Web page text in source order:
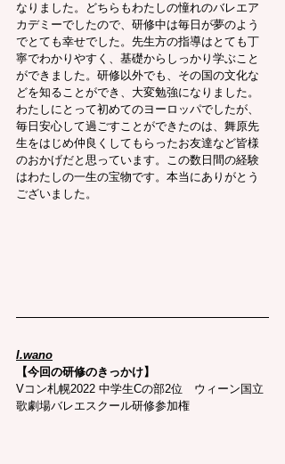
なりました。どちらもわたしの憧れのバレエア
カデミーでしたので、研修中は毎日が夢のよう
でとても幸せでした。先生方の指導はとても丁
寧でわかりやすく、基礎からしっかり学ぶこと
ができました。研修以外でも、その国の文化な
どを知ることができ、大変勉強になりました。
わたしにとって初めてのヨーロッパでしたが、
毎日安心して過ごすことができたのは、舞原先
生をはじめ仲良くしてもらったお友達など皆様
のおかげだと思っています。この数日間の経験
はわたしの一生の宝物です。本当にありがとう
ございました。
I.wano
【今回の研修のきっかけ】
Vコン札幌2022 中学生Cの部2位　ウィーン国立
歌劇場バレエスクール研修参加権